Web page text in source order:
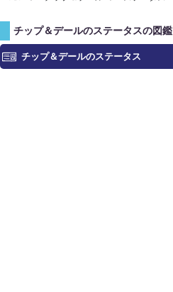
チップ＆デールのステータスの図鑑
チップ＆デールのステータス